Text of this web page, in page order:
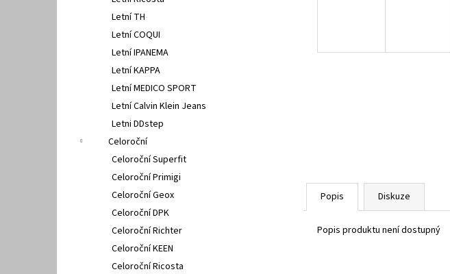
Letní TH
Letní COQUI
Letní IPANEMA
Letní KAPPA
Letní MEDICO SPORT
Letní Calvin Klein Jeans
Letni DDstep
Celoroční
Celoroční Superfit
Celoroční Primigi
Celoroční Geox
Celoroční DPK
Celoroční Richter
Celoroční KEEN
Celoroční Ricosta
Popis Diskuze
Popis produktu není dostupný
1 495 Kč